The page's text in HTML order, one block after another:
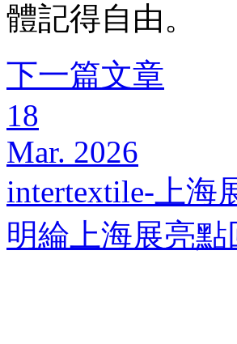
體記得自由。
下一篇文章
18
Mar. 2026
intertextile-上海
明綸上海展亮點